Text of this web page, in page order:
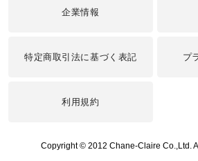
企業情報
特定商取引法に基づく表記 プ
利用規約
Copyright © 2012 Chane-Claire Co.,Ltd.